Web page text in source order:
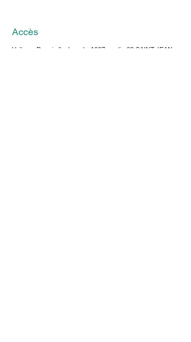
Accès
Voiture : Depuis l’autoroute A907, sortie 32 SAINT-JEAN-